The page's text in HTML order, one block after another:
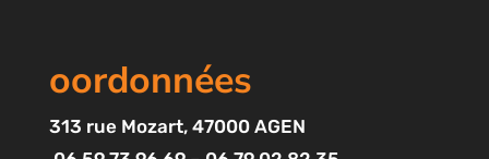
oordonnées
313 rue Mozart, 47000 AGEN